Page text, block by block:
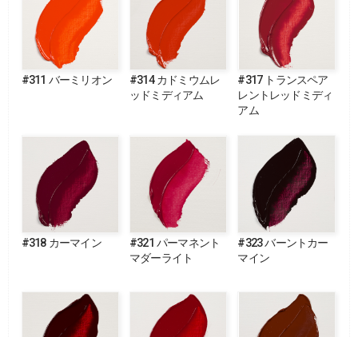
#311 バーミリオン
#314 カドミウムレ
ッドミディアム
#317 トランスペア
レントレッドミディ
アム
#318 カーマイン
#321 パーマネント
マダーライト
#323 バーントカー
マイン